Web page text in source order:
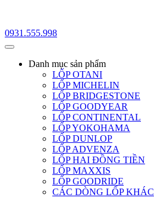
0931.555.998
Danh mục sản phẩm
LỐP OTANI
LỐP MICHELIN
LỐP BRIDGESTONE
LỐP GOODYEAR
LỐP CONTINENTAL
LỐP YOKOHAMA
LỐP DUNLOP
LỐP ADVENZA
LỐP HAI ĐỒNG TIỀN
LỐP MAXXIS
LỐP GOODRIDE
CÁC DÒNG LỐP KHÁC